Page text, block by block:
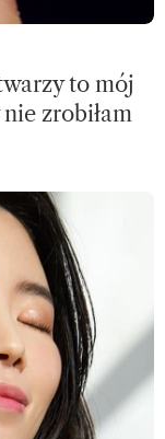
to mój
zrobiłam